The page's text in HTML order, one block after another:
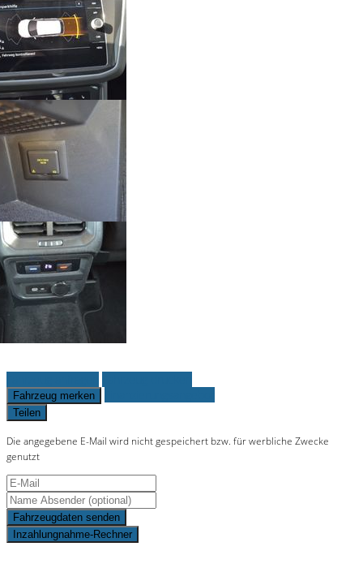
Fahrzeug merken
Teilen
Die angegebene E-Mail wird nicht gespeichert bzw. für werbliche Zwecke
genutzt
Fahrzeugdaten senden
Inzahlungnahme-Rechner